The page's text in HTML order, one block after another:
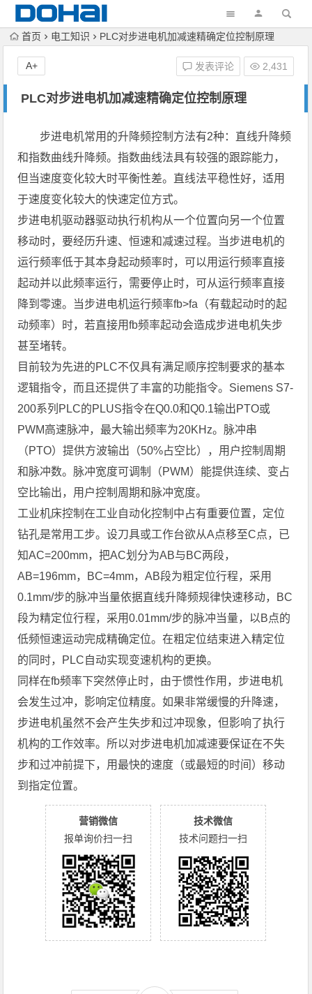
首页 电工知识 PLC对步进电机加减速精确定位控制原理
PLC对步进电机加减速精确定位控制原理
发表评论 2,431
A+
步进电机常用的升降频控制方法有2种：直线升降频
和指数曲线升降频。指数曲线法具有较强的跟踪能力，
但当速度变化较大时平衡性差。直线法平稳性好，适用
于速度变化较大的快速定位方式。
步进电机驱动器驱动执行机构从一个位置向另一个位置
移动时，要经历升速、恒速和减速过程。当步进电机的
运行频率低于其本身起动频率时，可以用运行频率直接
起动并以此频率运行，需要停止时，可从运行频率直接
降到零速。当步进电机运行频率fb>fa（有载起动时的起
动频率）时，若直接用fb频率起动会造成步进电机失步
甚至堵转。
目前较为先进的PLC不仅具有满足顺序控制要求的基本
逻辑指令，而且还提供了丰富的功能指令。Siemens S7-
200系列PLC的PLUS指令在Q0.0和Q0.1输出PTO或
PWM高速脉冲，最大输出频率为20KHz。脉冲串
（PTO）提供方波输出（50%占空比），用户控制周期
和脉冲数。脉冲宽度可调制（PWM）能提供连续、变占
空比输出，用户控制周期和脉冲宽度。
工业机床控制在工业自动化控制中占有重要位置，定位
钻孔是常用工步。设刀具或工作台欲从A点移至C点，已
知AC=200mm，把AC划分为AB与BC两段，
AB=196mm，BC=4mm，AB段为粗定位行程，采用
0.1mm/步的脉冲当量依据直线升降频规律快速移动，BC
段为精定位行程，采用0.01mm/步的脉冲当量，以B点的
低频恒速运动完成精确定位。在粗定位结束进入精定位
的同时，PLC自动实现变速机构的更换。
同样在fb频率下突然停止时，由于惯性作用，步进电机
会发生过冲，影响定位精度。如果非常缓慢的升降速，
步进电机虽然不会产生失步和过冲现象，但影响了执行
机构的工作效率。所以对步进电机加减速要保证在不失
步和过冲前提下，用最快的速度（或最短的时间）移动
到指定位置。
营销微信
报单询价扫一扫
技术微信
技术问题扫一扫